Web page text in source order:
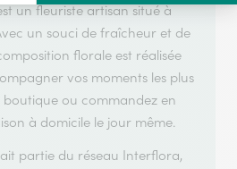
un fleuriste artisan situé à
un souci de fraîcheur et de
florale est réalisée
vos moments les plus
boutique ou commandez en
à domicile le jour même.
partie du réseau Interflora,